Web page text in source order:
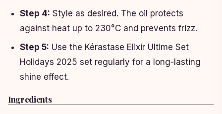
Step 4: Style as desired. The oil protects
against heat up to 230°C and prevents frizz.
Step 5: Use the Kérastase Elixir Ultime Set
Holidays 2025 set regularly for a long-lasting
shine effect.
Ingredients